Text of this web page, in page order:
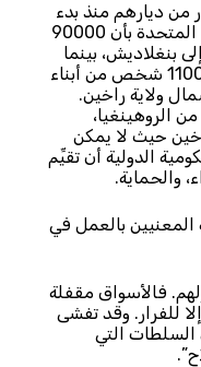
من ديارهم منذ بدء
العنف. وتفيد أحدث تقديرات للأمم المتحدة بأن 90000
بنغلاديش، بينما
أجلت حكومة ميانمار ما يربو على 11000 شخص من أبناء
ولاية راخين.
الروهينغيا،
حيث لا يمكن
الدولية أن تقيِّم
والحماية.
المعنيين بالعمل في
فالأسواق مقفلة
للفرار. وقد تفشى
التي